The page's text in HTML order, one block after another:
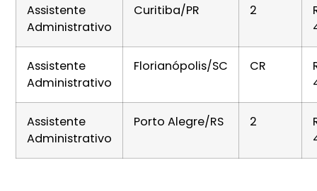
Assistente
Administrativo
Curitiba/PR 2
Assistente
Administrativo
Florianópolis/SC CR
Assistente
Administrativo
Porto Alegre/RS 2